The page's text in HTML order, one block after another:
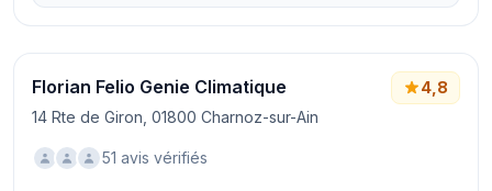
Florian Felio Genie Climatique
14 Rte de Giron, 01800 Charnoz-sur-Ain
4,8
51 avis vérifiés